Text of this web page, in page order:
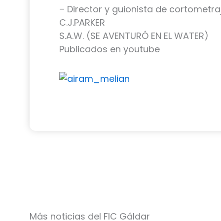
– Director y guionista de
C.J.PARKER
S.A.W. (SE AVENTURÓ EN EL WATER)
Publicados en youtube
Más noticias del FIC Gáldar